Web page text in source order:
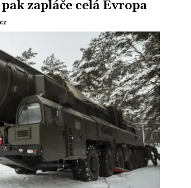
zapláče celá Evropa